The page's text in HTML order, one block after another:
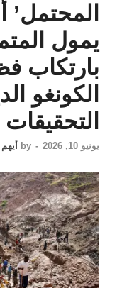
المحتمل’
يمول
بارتكاب
الكونغو
التحقيقات
يونيو 10, 2026 -
by أيهم